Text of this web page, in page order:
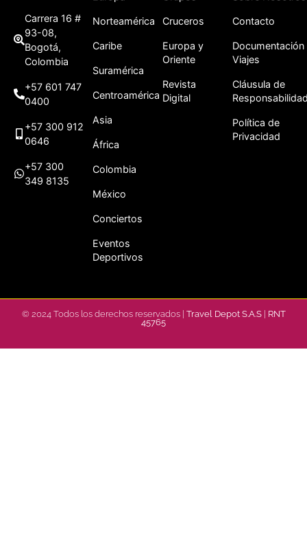
Carrera 16 #
93-08,
Bogotá,
Colombia
+57 601 747
0400
+57 300 912
0646
+57 300
349 8135
Norteamérica
Caribe
Suramérica
Centroamérica
Asia
África
Colombia
México
Conciertos
Eventos
Deportivos
Cruceros
Europa y
Oriente
Revista
Digital
Contacto
Documentación
Viajes
Cláusula de
Política de
Privacidad
© 2024 Todos los derechos reservados | Travel Depot S.A.S| RNT
45765